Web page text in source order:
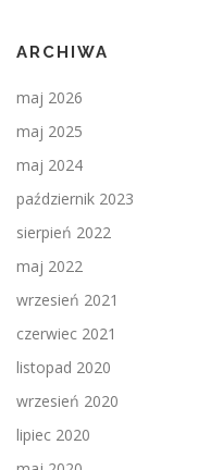
ARCHIWA
maj 2026
maj 2025
maj 2024
październik 2023
sierpień 2022
maj 2022
wrzesień 2021
czerwiec 2021
listopad 2020
wrzesień 2020
lipiec 2020